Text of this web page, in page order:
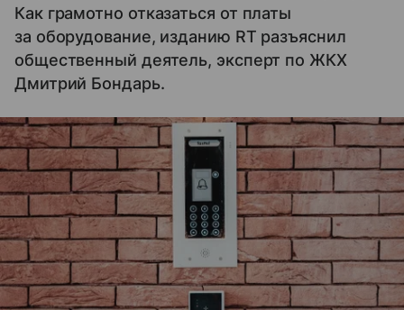
Как грамотно отказаться от платы
за оборудование, изданию RT разъяснил
общественный деятель, эксперт по ЖКХ
Дмитрий Бондарь.